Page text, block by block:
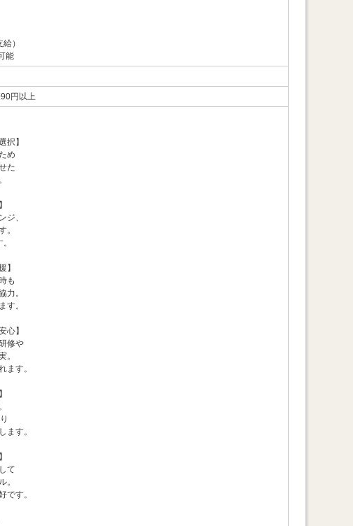
）
能
円以上
択】
め
た
ジ、
。
】
も
力。
す。
心】
修や
。
ます。
ます。
て
。
です。